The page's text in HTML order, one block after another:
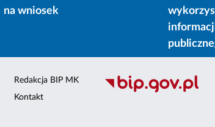
na wniosek
Redakcja BIP MK
Kontakt